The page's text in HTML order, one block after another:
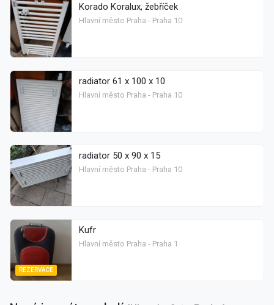
Korado Koralux, žebříček
Hlavní město Praha - Praha 10
radiator 61 x 100 x 10
Hlavní město Praha - Praha 10
radiator 50 x 90 x 15
Hlavní město Praha - Praha 10
REZERVACE
Kufr
Hlavní město Praha - Praha 1